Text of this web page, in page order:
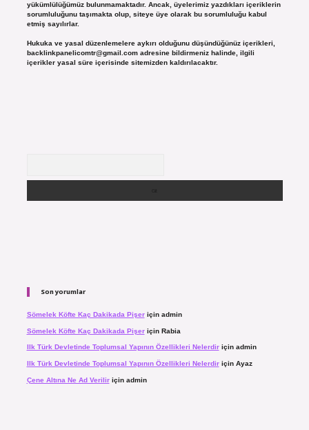
yükümlülüğümüz bulunmamaktadır. Ancak, üyelerimiz yazdıkları içeriklerin
sorumluluğunu taşımakta olup, siteye üye olarak bu sorumluluğu kabul
etmiş sayılırlar.
Hukuka ve yasal düzenlemelere aykırı olduğunu düşündüğünüz içerikleri,
backlinkpanelicomtr@gmail.comadresine bildirmeniz halinde, ilgili
içerikler yasal süre içerisinde sitemizden kaldırılacaktır.
Son yorumlar
Sömelek Köfte Kaç Dakikada Pişeriçin admin
Sömelek Köfte Kaç Dakikada Pişeriçin Rabia
Ilk Türk Devletinde Toplumsal Yapının Özellikleri Nelerdiriçin admin
Ilk Türk Devletinde Toplumsal Yapının Özellikleri Nelerdiriçin Ayaz
Çene Altına Ne Ad Veriliriçin admin